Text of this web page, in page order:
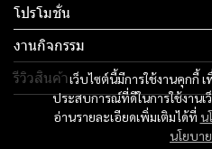
เว็บไซต์นี้มีการใช้งานคุกกี้
ประสบการณ์ที่ดีในการใช้งาน
อ่านรายละเอียดเพิ่มเติมได้ที่ น
นโยบา
โปรโมชั่น
งานกิจกรรม
รีวิวสินค้า
Tel: 012 345 67890 Email: